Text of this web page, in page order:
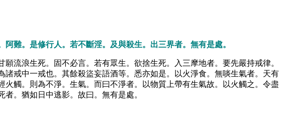
難。是修行人。若不斷淫。及與殺生。出三界者。無有是處。
流浪生死。固不必言。若有眾生。欲捨生死。入三摩地者。要先嚴持戒律。
戒中一戒也。其餘殺盜妄語酒等。悉亦如是。以火淨食。無啖生氣者。天有
觸。則為不淨。生氣。而曰不淨者。以物質上帶有生氣故。以火觸之。令盡
。猶如日中逃影。故曰。無有是處。